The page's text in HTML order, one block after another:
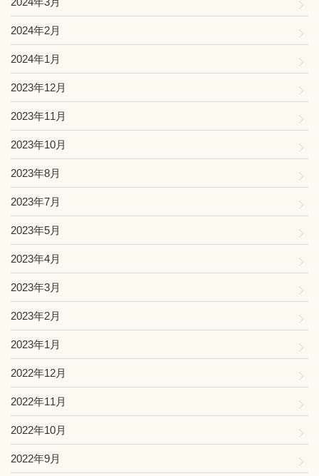
2024年2月
2024年1月
2023年12月
2023年11月
2023年10月
2023年8月
2023年7月
2023年5月
2023年4月
2023年3月
2023年2月
2023年1月
2022年12月
2022年11月
2022年10月
2022年9月